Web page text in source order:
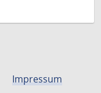
Impressum